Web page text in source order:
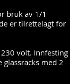
bruk av 1/1
er tilrettelagt for
volt. Innfesting
med 2